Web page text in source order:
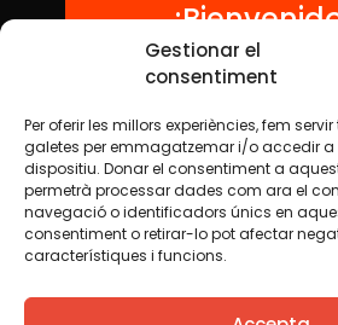
Gestionar el
consentiment
Per oferir les millors experiències, fem
galetes per emmagatzemar i/o accedir
dispositiu. Donar el consentiment a
permetrà processar dades com ara el
navegació o identificadors únics en
consentiment o retirar-lo pot afectar
característiques i funcions.
Redes sociales
TWT YTB IG FB IN
Aviso legalPolítica de cookies
Creemos que el conocimiento